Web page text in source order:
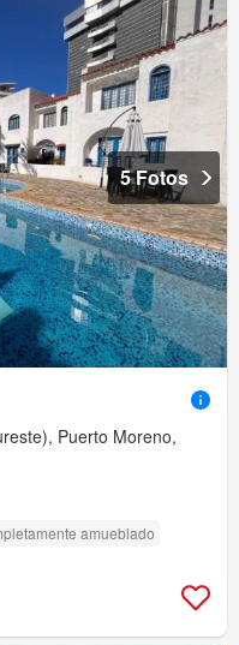
5 Fotos
Puerto Moreno,
amueblado